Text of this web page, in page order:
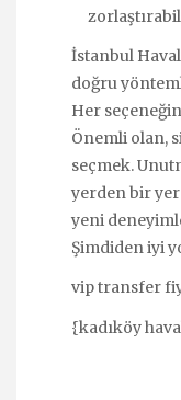
İstanbul
doğru
Her
Önemli olan,
seçmek.
yerden bir
yeni
Şimdiden iyi
vip transfer
{kadıköy